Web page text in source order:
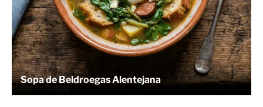
Sopa de Beldroegas Alentejana